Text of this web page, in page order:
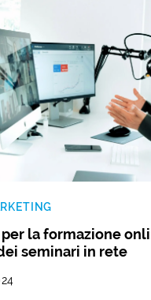
la formazione
seminari in rete